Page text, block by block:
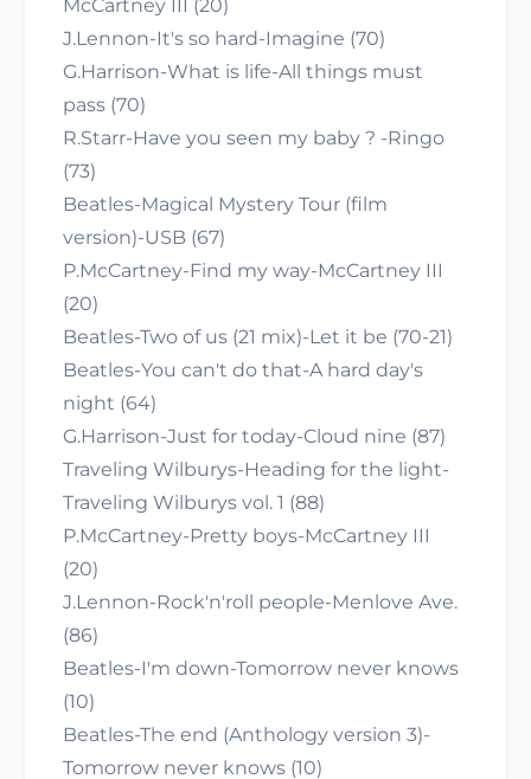
McCartney III (20)
J.Lennon-It's so hard-Imagine (70)
G.Harrison-What is life-All things must
pass (70)
R.Starr-Have you seen my baby ? -Ringo
(73)
Beatles-Magical Mystery Tour (film
version)-USB (67)
P.McCartney-Find my way-McCartney III
(20)
Beatles-Two of us (21 mix)-Let it be (70-21)
Beatles-You can't do that-A hard day's
night (64)
G.Harrison-Just for today-Cloud nine (87)
Traveling Wilburys-Heading for the light-
Traveling Wilburys vol. 1 (88)
P.McCartney-Pretty boys-McCartney III
(20)
J.Lennon-Rock'n'roll people-Menlove Ave.
(86)
Beatles-I'm down-Tomorrow never knows
(10)
Beatles-The end (Anthology version 3)-
Tomorrow never knows (10)